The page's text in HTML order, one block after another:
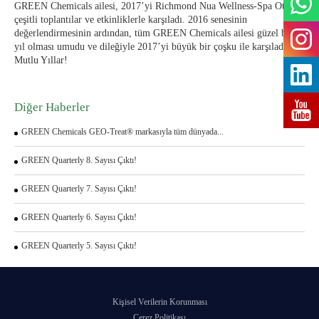
GREEN Chemicals ailesi, 2017’yi Richmond Nua Wellness-Spa Otel’de
çeşitli toplantılar ve etkinliklerle karşıladı. 2016 senesinin
değerlendirmesinin ardından, tüm GREEN Chemicals ailesi güzel bir
yıl olması umudu ve dileğiyle 2017’yi büyük bir çoşku ile karşıladı.
Mutlu Yıllar!
Diğer Haberler
GREEN Chemicals GEO-Treat® markasıyla tüm dünyada...
GREEN Quarterly 8. Sayısı Çıktı!
GREEN Quarterly 7. Sayısı Çıktı!
GREEN Quarterly 6. Sayısı Çıktı!
GREEN Quarterly 5. Sayısı Çıktı!
Kişisel Verilerin Korunması